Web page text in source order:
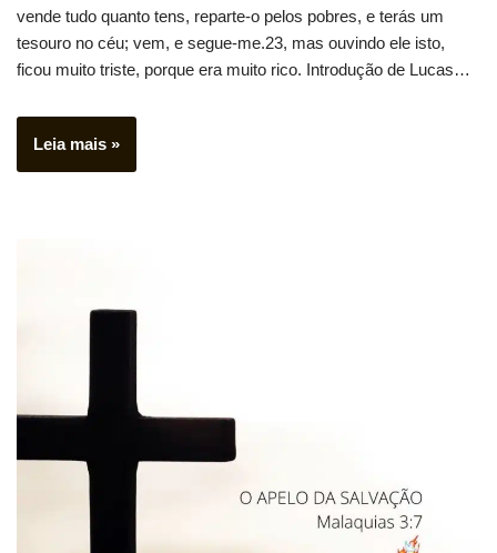
vende tudo quanto tens, reparte-o pelos pobres, e terás um
tesouro no céu; vem, e segue-me.23, mas ouvindo ele isto,
ficou muito triste, porque era muito rico. Introdução de Lucas…
Leia mais »